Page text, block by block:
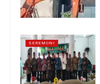
SEREMONI